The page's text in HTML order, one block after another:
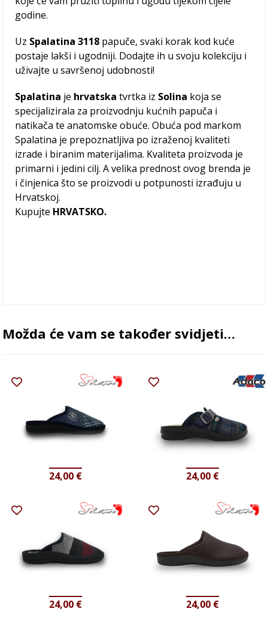
godine.
Uz Spalatina 3118 papuče, svaki korak kod kuće
postaje lakši i ugodniji. Dodajte ih u svoju kolekciju i
uživajte u savršenoj udobnosti!
Spalatina je hrvatska tvrtka iz Solina koja se
specijalizirala za proizvodnju kućnih papuča i
natikača te anatomske obuće. Obuća pod markom
Spalatina je prepoznatljiva po izraženoj kvaliteti
izrade i biranim materijalima. Kvaliteta proizvoda je
primarni i jedini cilj. A velika prednost ovog brenda je
i činjenica što se proizvodi u potpunosti izrađuju u
Hrvatskoj.
Kupujte HRVATSKO.
Možda će vam se također svidjeti…
24,00 € 24,00 €
24,00 € 24,00 €